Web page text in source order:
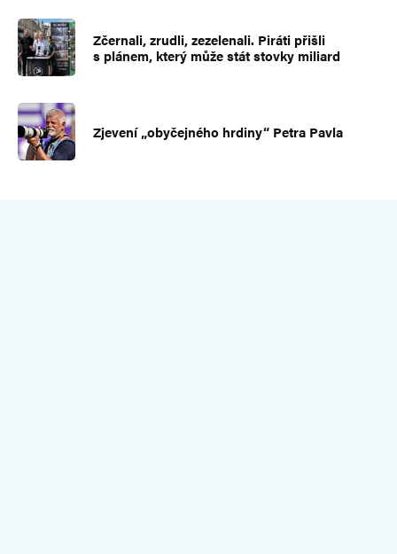
Zčernali, zrudli, zezelenali. Piráti přišli
s plánem, který může stát stovky miliard
Zjevení „obyčejného hrdiny“ Petra Pavla